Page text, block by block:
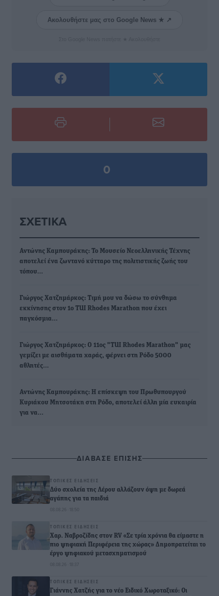
Ακολουθήστε μας στο Google News ★ ↗
0
ΣΧΕΤΙΚΆ
Αντώνης Καμπουράκης: Το Μουσείο Νεοελληνικής Τέχνης
αποτελεί ένα ζωντανό κύτταρο της πολιτιστικής ζωής του
τόπου…
Γιώργος Χατζημάρκος: Τιμή μου να δώσω το σύνθημα
εκκίνησης στον 1ο TUI Rhodes Marathon που έχει
παγκόσμια…
Γιώργος Χατζημάρκος: Ο 11ος "TUI Rhodes Marathon" μας
γεμίζει με αισθήματα χαράς, φέρνει στη Ρόδο 5000
αθλητές…
Αντώνης Καμπουράκης: Η επίσκεψη του Πρωθυπουργού
Κυριάκου Μητσοτάκη στη Ρόδο, αποτελεί άλλη μία ευκαιρία
για να…
ΔΙΑΒΑΣΕ ΕΠΙΣΗΣ
ΤΟΠΙΚΈΣ ΕΙΔΉΣΕΙΣ
Δύο σχολεία της Λέρου αλλάζουν όψη με δωρεά
αγάπης για τα παιδιά
08.08.26 · 18:50
ΤΟΠΙΚΈΣ ΕΙΔΉΣΕΙΣ
Χαρ. Ναβροζίδης στον RV «Σε τρία χρόνια θα είμαστε η
πιο ψηφιακή Περιφέρεια της χώρας» Δημοπρατείται το
έργο ψηφιακού μετασχηματισμού
08.08.26 · 18:37
ΤΟΠΙΚΈΣ ΕΙΔΉΣΕΙΣ
Γιάννης Χατζής για το νέο Ειδικό Χωροταξικό: Οι